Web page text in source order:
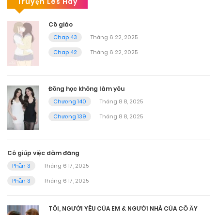
Cô giáo
Chap 43
Tháng 6 22, 2025
Chap 42
Tháng 6 22, 2025
Đồng học không làm yêu
Chương 140
Tháng 8 8, 2025
Chương 139
Tháng 8 8, 2025
Cô giúp việc dâm đãng
Phần 3
Tháng 6 17, 2025
Phần 3
Tháng 6 17, 2025
TÔI, NGƯỜI YÊU CỦA EM & NGƯỜI NHÀ CỦA CÔ ẤY